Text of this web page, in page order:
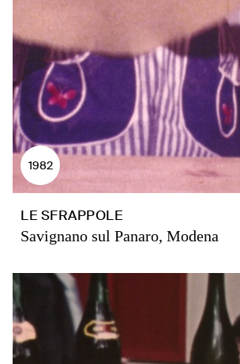
1982
LE SFRAPPOLE
Savignano sul Panaro, Modena